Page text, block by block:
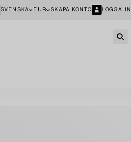
SVENSKA EUR SKAPA KONTO LOGGA IN